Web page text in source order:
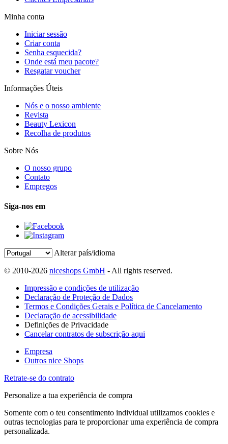
Minha conta
Iniciar sessão
Criar conta
Senha esquecida?
Onde está meu pacote?
Resgatar voucher
Informações Úteis
Nós e o nosso ambiente
Revista
Beauty Lexicon
Recolha de produtos
Sobre Nós
O nosso grupo
Contato
Empregos
Siga-nos em
Alterar país/idioma
© 2010-2026 niceshops GmbH - All rights reserved.
Impressão e condições de utilização
Declaração de Proteção de Dados
Termos e Condições Gerais e Política de Cancelamento
Declaração de acessibilidade
Definições de Privacidade
Cancelar contratos de subscrição aqui
Empresa
Outros nice Shops
Retrate-se do contrato
Personalize a tua experiência de compra
Somente com o teu consentimento individual utilizamos cookies e
outras tecnologias para te proporcionar uma experiência de compra
personalizada.